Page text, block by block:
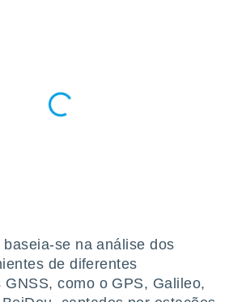
se na análise dos
de diferentes
GNSS, como o GPS, Galileo,